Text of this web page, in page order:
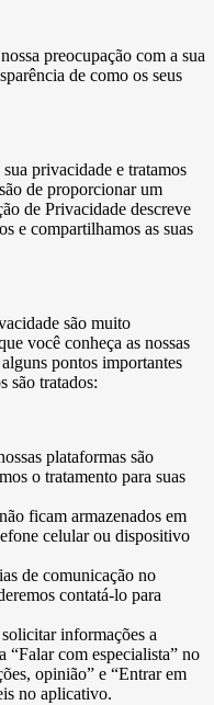
preocupação com a sua
de como os seus
privacidade e tratamos
de proporcionar um
de Privacidade descreve
e compartilhamos as suas
são muito
você conheça as nossas
pontos importantes
são tratados:
plataformas são
o tratamento para suas
ficam armazenados em
celular ou dispositivo
de comunicação no
contatá-lo para
informações a
“Falar com especialista” no
opinião” e “Entrar em
no aplicativo.